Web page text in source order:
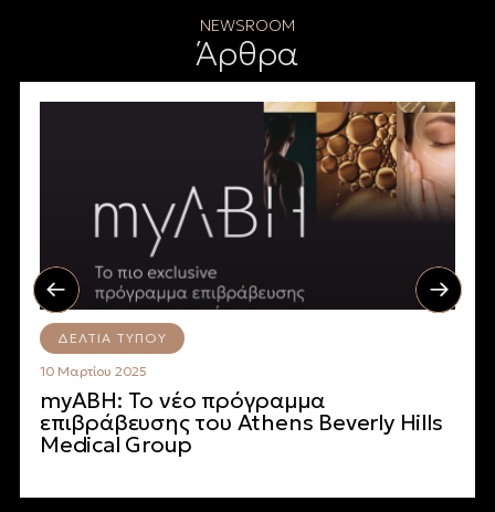
NEWSROOM
Άρθρα
ΔΕΛΤΊΑ ΤΎΠΟΥ
10 Μαρτίου 2025
myABH: Το νέο πρόγραμμα
επιβράβευσης του Athens Beverly Hills
Medical Group